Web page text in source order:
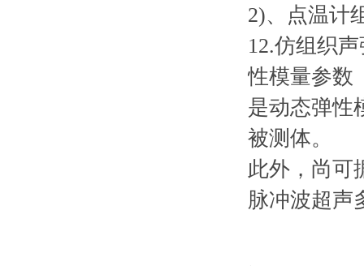
2)、点温计
12.仿组织
性模量参数
是动态弹性
被测体。
此外，尚可
脉冲波超声